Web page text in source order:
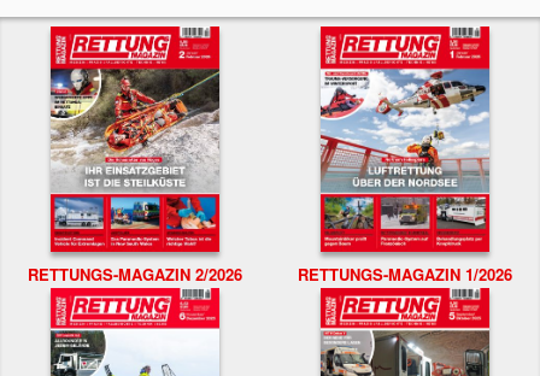
RETTUNGS-MAGAZIN 2/2026 RETTUNGS-MAGAZIN 1/2026